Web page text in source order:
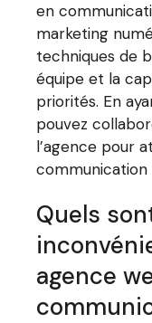
en
marketing
techniques de
équipe et la
priorités. En
pouvez
l’agence pour
communication
Quels
agence